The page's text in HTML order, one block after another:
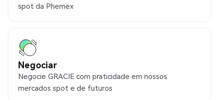
spot da Phemex
Negociar
Negocie GRACIE com praticidade em nossos
mercados spot e de futuros